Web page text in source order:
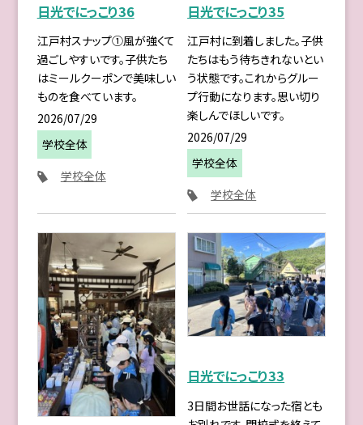
日光でにっこり36
江戸村スナップ①風が強くて
過ごしやすいです。子供たち
はミールクーポンで美味しい
ものを食べています。
2026/07/29
学校全体
学校全体
日光でにっこり35
江戸村に到着しました。子供
たちはもう待ちきれないとい
う状態です。これからグルー
プ行動になります。思い切り
楽しんでほしいです。
2026/07/29
学校全体
学校全体
日光でにっこり33
3日間お世話になった宿とも